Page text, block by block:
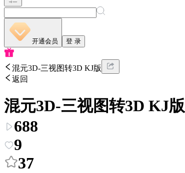
开通会员 登 录
混元3D-三视图转3D KJ版
返回
混元3D-三视图转3D KJ版
688
9
37